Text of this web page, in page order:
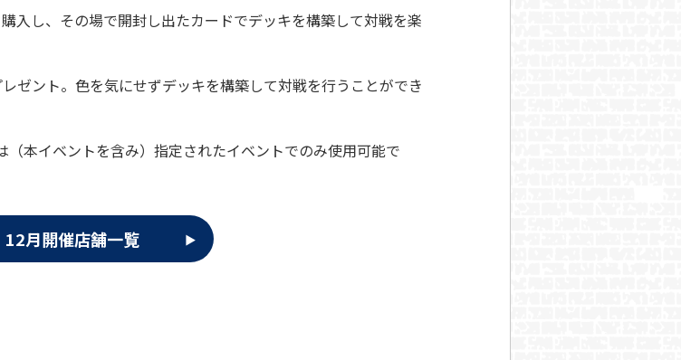
入し、その場で開封し出たカードでデッキを構築して対戦を楽
ゼント。色を気にせずデッキを構築して対戦を行うことができ
本イベントを含み）指定されたイベントでのみ使用可能で
12月開催店舗一覧